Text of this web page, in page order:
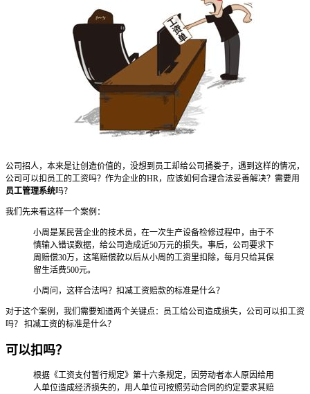
公司招人，本来是让创造价值的，没想到员工却给公司捅娄子，遇到这样的情况，
公司可以扣员工的工资吗？作为企业的HR，应该如何合理合法妥善解决？需要用
员工管理系统吗？
我们先来看这样一个案例：
小周是某民营企业的技术员，在一次生产设备检修过程中，由于不
慎输入错误数据，给公司造成近50万元的损失。事后，公司要求下
周赔偿30万，这笔赔偿款以后从小周的工资里扣除，每月只给其保
留生活费500元。
小周问，这样合法吗？扣减工资赔款的标准是什么？
对于这个案例，我们需要知道两个关键点：员工给公司造成损失，公司可以扣工资
吗？ 扣减工资的标准是什么？
可以扣吗？
根据《工资支付暂行规定》第十六条规定，因劳动者本人原因给用
人单位造成经济损失的，用人单位可按照劳动合同的约定要求其赔